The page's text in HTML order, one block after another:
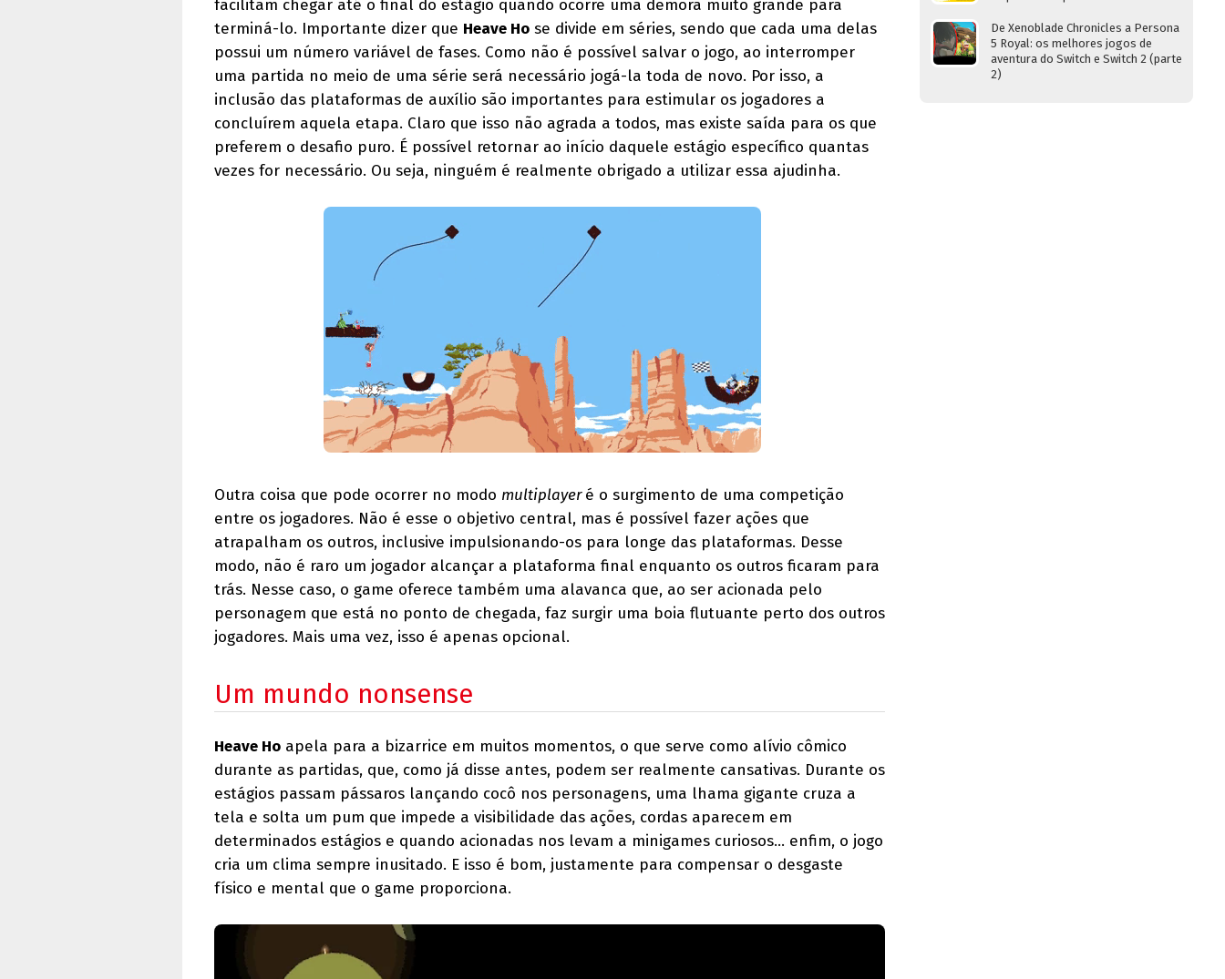
facilitam chegar até o final do estágio quando ocorre uma demora muito grande para
terminá-lo. Importante dizer que Heave Ho se divide em séries, sendo que cada uma delas
possui um número variável de fases. Como não é possível salvar o jogo, ao interromper
uma partida no meio de uma série será necessário jogá-la toda de novo. Por isso, a
inclusão das plataformas de auxílio são importantes para estimular os jogadores a
concluírem aquela etapa. Claro que isso não agrada a todos, mas existe saída para os que
preferem o desafio puro. É possível retornar ao início daquele estágio específico quantas
vezes for necessário. Ou seja, ninguém é realmente obrigado a utilizar essa ajudinha.
Outra coisa que pode ocorrer no modo multiplayeré o surgimento de uma competição
entre os jogadores. Não é esse o objetivo central, mas é possível fazer ações que
atrapalham os outros, inclusive impulsionando-os para longe das plataformas. Desse
modo, não é raro um jogador alcançar a plataforma final enquanto os outros ficaram para
trás. Nesse caso, o game oferece também uma alavanca que, ao ser acionada pelo
personagem que está no ponto de chegada, faz surgir uma boia flutuante perto dos outros
jogadores. Mais uma vez, isso é apenas opcional.
Um mundo nonsense
Heave Ho apela para a bizarrice em muitos momentos, o que serve como alívio cômico
durante as partidas, que, como já disse antes, podem ser realmente cansativas. Durante os
estágios passam pássaros lançando cocô nos personagens, uma lhama gigante cruza a
tela e solta um pum que impede a visibilidade das ações, cordas aparecem em
determinados estágios e quando acionadas nos levam a minigames curiosos... enfim, o jogo
cria um clima sempre inusitado. E isso é bom, justamente para compensar o desgaste
físico e mental que o game proporciona.
De Xenoblade Chronicles a Persona
5 Royal: os melhores jogos de
aventura do Switch e Switch 2 (parte
2)